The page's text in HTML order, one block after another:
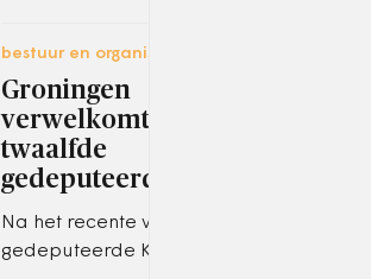
bestuur en organisatie
Groningen
verwelkomt straks
twaalfde
gedeputeerde
Na het recente vertrek van
gedeputeerde Karin Dekker